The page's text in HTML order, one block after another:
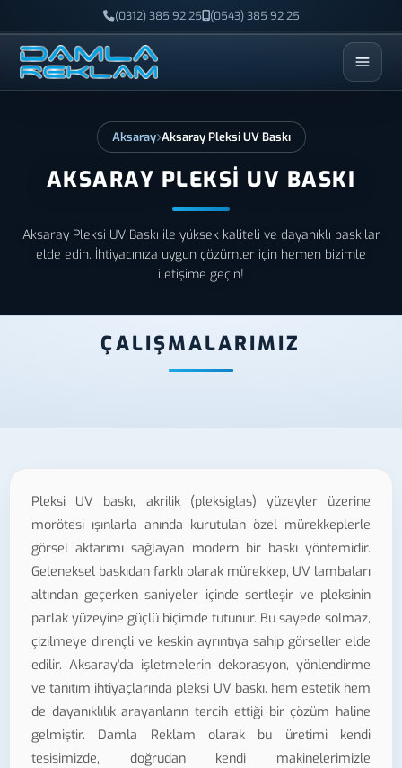
(0312) 385 92 25 (0543) 385 92 25
ESC
Aksaray Aksaray Pleksi UV Baskı
AKSARAY PLEKSI UV BASKI
Aksaray Pleksi UV Baskı ile yüksek kaliteli ve dayanıklı baskılar
elde edin. İhtiyacınıza uygun çözümler için hemen bizimle
iletişime geçin!
ÇALIŞMALARIMIZ
Pleksi UV baskı, akrilik (pleksiglas) yüzeyler üzerine
morötesi ışınlarla anında kurutulan özel mürekkeplerle
görsel aktarımı sağlayan modern bir baskı yöntemidir.
Geleneksel baskıdan farklı olarak mürekkep, UV lambaları
altından geçerken saniyeler içinde sertleşir ve pleksinin
parlak yüzeyine güçlü biçimde tutunur. Bu sayede solmaz,
çizilmeye dirençli ve keskin ayrıntıya sahip görseller elde
edilir. Aksaray'da işletmelerin dekorasyon, yönlendirme
ve tanıtım ihtiyaçlarında pleksi UV baskı, hem estetik hem
de dayanıklılık arayanların tercih ettiği bir çözüm haline
gelmiştir. Damla Reklam olarak bu üretimi kendi
tesisimizde, doğrudan kendi makinelerimizle